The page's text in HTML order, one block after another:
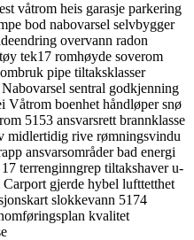
våtrom heis garasje parkering
bod nabovarsel selvbygger
overvann radon
tek17 romhøyde soverom
ombruk pipe tiltaksklasser
Nabovarsel sentral godkjenning
Våtrom boenhet håndløpersnø
5153 ansvarsrett brannklasse
midlertidig rive rømningsvindu
ansvarsområderbad energi
terrenginngrep tiltakshaveru-
Carport gjerde hybel lufttetthet
slokkevann 5174
kvalitet